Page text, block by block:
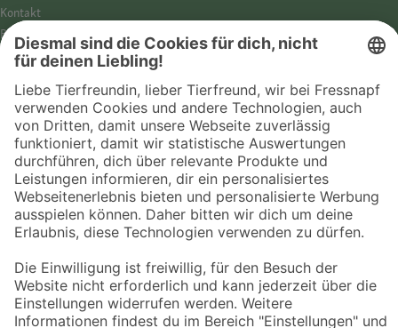
© 2026 Fressnapf Tiernahrungs GmbH
Kontakt
Barrierefreiheit
Impressum
Cookies
AGB
Entdecke Fressnapf
Tierversicherung
GPS-Tracker
Online-Shop